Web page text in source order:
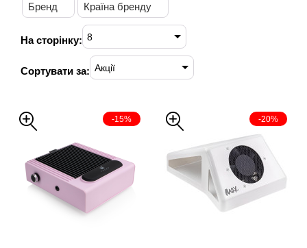
Бренд
Країна бренду
На сторінку: 8
Сортувати за: Акції
-15% -20%